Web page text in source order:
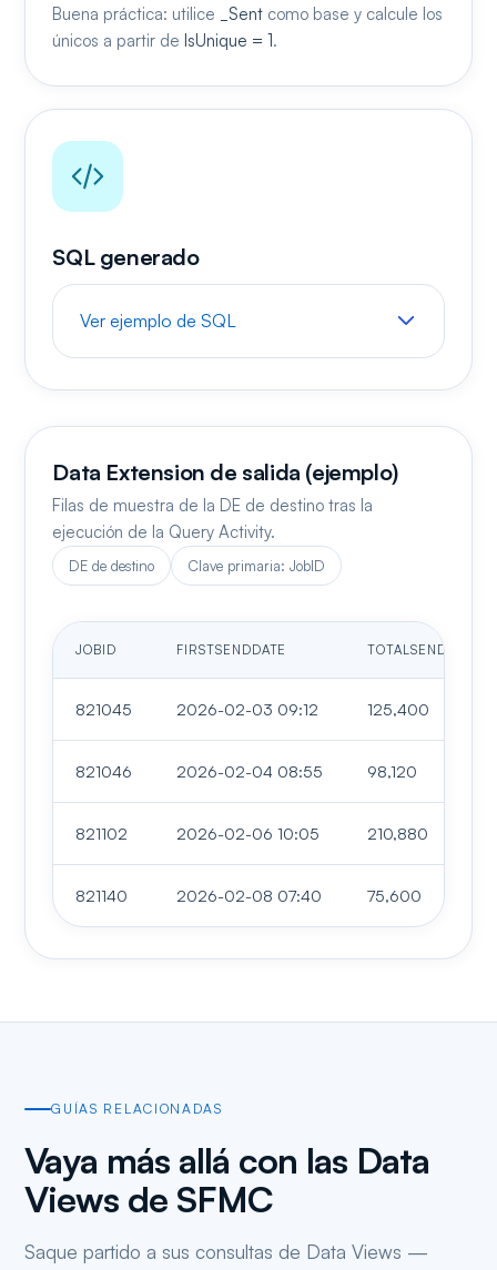
Buena práctica: utilice _Sent como base y calcule los
únicos a partir deIsUnique = 1.
SQL generado
Ver ejemplo de SQL
Data Extension de salida (ejemplo)
Filas de muestra de la DE de destino tras la
ejecución de la Query Activity.
DE de destino Clave primaria: JobID
JOBID FIRSTSENDDATE TOTALSENDS
821045 2026-02-03 09:12 125,400
821046 2026-02-04 08:55 98,120
821102 2026-02-06 10:05 210,880
821140 2026-02-08 07:40 75,600
GUÍAS RELACIONADAS
Vaya más allá con las Data
Views de SFMC
Saque partido a sus consultas de Data Views —